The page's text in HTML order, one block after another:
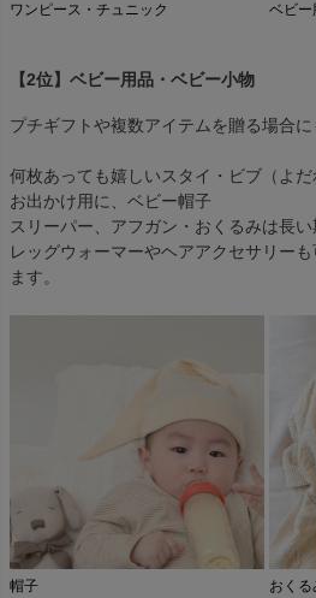
ワンピース・チュニック ベビー
【2位】ベビー用品・ベビー小物
プチギフトや複数アイテムを贈る場合に
何枚あっても嬉しいスタイ・ビブ（よだ
お出かけ用に、ベビー帽子
スリーパー、アフガン・おくるみは長い
レッグウォーマーやヘアアクセサリー
ます。
帽子 おく